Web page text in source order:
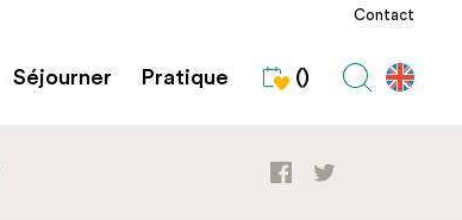
Contact
Séjourner Pratique ()